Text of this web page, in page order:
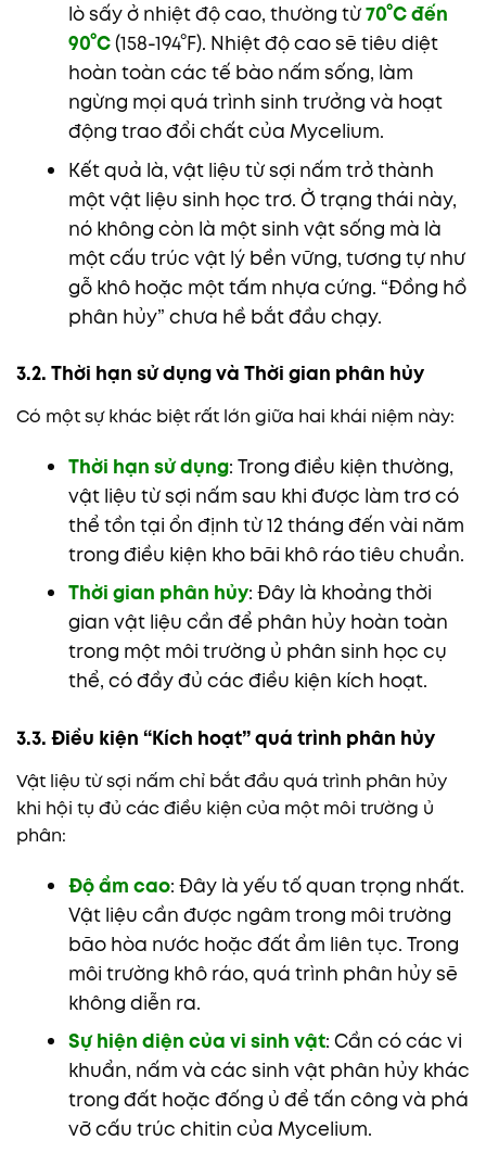
lò sấy ở nhiệt độ cao, thường từ70°C đến
90°C(158-194°F). Nhiệt độ cao sẽ tiêu diệt
hoàn toàn các tế bào nấm sống, làm
ngừng mọi quá trình sinh trưởng và hoạt
động trao đổi chất của Mycelium.
Kết quả là, vật liệu từ sợi nấm trở thành
một vật liệu sinh học trơ. Ở trạng thái này,
nó không còn là một sinh vật sống mà là
một cấu trúc vật lý bền vững, tương tự như
gỗ khô hoặc một tấm nhựa cứng. “Đồng hồ
phân hủy” chưa hề bắt đầu chạy.
3.2. Thời hạn sử dụng và Thời gian phân hủy
Có một sự khác biệt rất lớn giữa hai khái niệm này:
Thời hạn sử dụng: Trong điều kiện thường,
vật liệu từ sợi nấm sau khi được làm trơ có
thể tồn tại ổn định từ 12 tháng đến vài năm
trong điều kiện kho bãi khô ráo tiêu chuẩn.
Thời gian phân hủy: Đây là khoảng thời
gian vật liệu cần để phân hủy hoàn toàn
trong một môi trường ủ phân sinh học cụ
thể, có đầy đủ các điều kiện kích hoạt.
3.3. Điều kiện “Kích hoạt” quá trình phân hủy
Vật liệu từ sợi nấm chỉ bắt đầu quá trình phân hủy
khi hội tụ đủ các điều kiện của một môi trường ủ
phân:
Độ ẩm cao: Đây là yếu tố quan trọng nhất.
Vật liệu cần được ngâm trong môi trường
bão hòa nước hoặc đất ẩm liên tục. Trong
môi trường khô ráo, quá trình phân hủy sẽ
không diễn ra.
Sự hiện diện của vi sinh vật: Cần có các vi
khuẩn, nấm và các sinh vật phân hủy khác
trong đất hoặc đống ủ để tấn công và phá
vỡ cấu trúc chitin của Mycelium.